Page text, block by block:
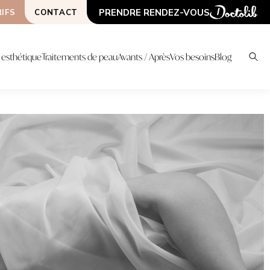
CONTACT PRENDRE RENDEZ-VOUS
LIPOSCULPTURE
LIPOSUCCION HAUTE
DÉFINITION / VASER
LIPOFILLING ( BBL, SEINS...)
AUTRES CHIRURGIES
LIFTINGS CHIRURGICAUX
GREFFE DE CHEVEUX
Traitements de peau
URGO TOUCH
LASER HOLLYWOOD
SPECTRA
MORPHEUS 8
Avants / AprèsVos besoinsBlog